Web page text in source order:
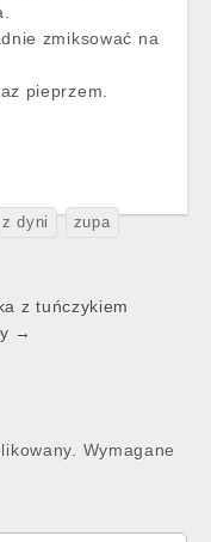
zmiksować na
pieprzem.
z dyni zupa
z tuńczykiem
→
Wymagane